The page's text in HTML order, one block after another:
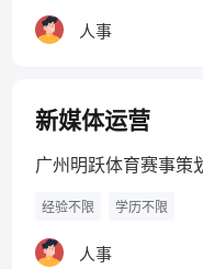
人事
新媒体运营
广州明跃体育赛事策
经验不限 学历不限
人事